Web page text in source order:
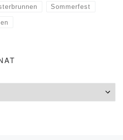
Sommerfest